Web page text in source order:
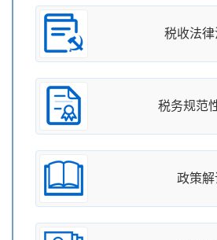
税收法
税务规范
政策解